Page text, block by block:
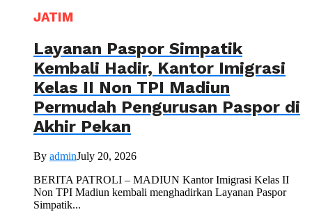
JATIM
Layanan Paspor Simpatik
Kembali Hadir, Kantor Imigrasi
Kelas II Non TPI Madiun
Permudah Pengurusan Paspor di
Akhir Pekan
By adminJuly 20, 2026
BERITA PATROLI – MADIUN Kantor Imigrasi Kelas II
Non TPI Madiun kembali menghadirkan Layanan Paspor
Simpatik...